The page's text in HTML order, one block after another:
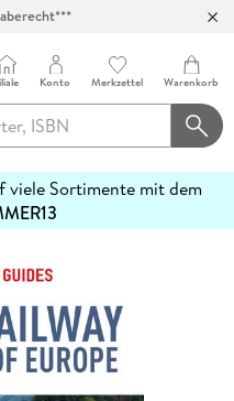
Konto Merkzettel Warenkorb
viele Sortimente mit dem